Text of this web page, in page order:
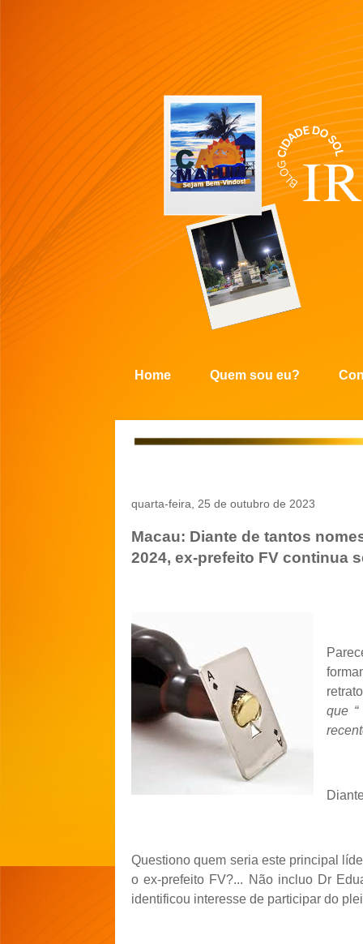
Home Quem sou eu?
quarta-feira, 25 de outubro de 2023
Macau: Diante de tantos
2024, ex-prefeito FV continua
que
Questiono quem seria este principal
o ex-prefeito FV?... Não incluo Dr
identificou interesse de participar do